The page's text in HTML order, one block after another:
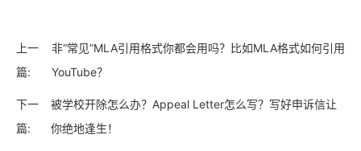
上一
篇:
非“常见”MLA引用格式你都会用吗？比如MLA格式如何引用
YouTube？
下一
篇:
被学校开除怎么办？Appeal Letter怎么写？写好申诉信让
你绝地逢生！